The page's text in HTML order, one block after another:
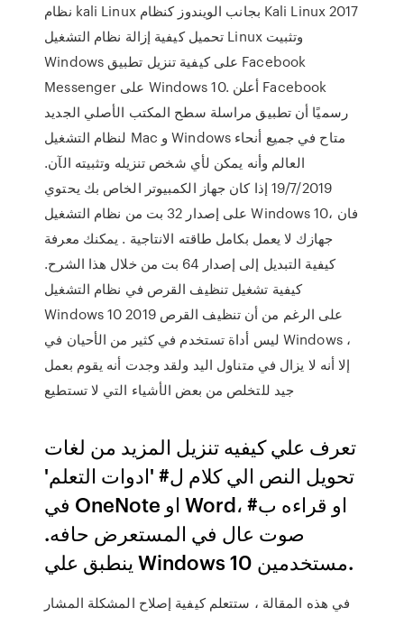
نظام kali Linux بجانب الويندوز كنظام Kali Linux 2017
تحميل كيفية إزالة نظام التشغيل Linux وتثبيت
Windows على كيفية تنزيل تطبيق Facebook
Messenger على Windows 10. أعلن Facebook
رسميًا أن تطبيق مراسلة سطح المكتب الأصلي الجديد
لنظام التشغيل Mac و Windows متاح في جميع أنحاء
العالم وأنه يمكن لأي شخص تنزيله وتثبيته الآن.
19/7/2019 إذا كان جهاز الكمبيوتر الخاص بك يحتوي
على إصدار 32 بت من نظام التشغيل Windows 10، فان
جهازك لا يعمل بكامل طاقته الانتاجية . يمكنك معرفة
كيفية التبديل إلى إصدار 64 بت من خلال هذا الشرح.
كيفية تشغيل تنظيف القرص في نظام التشغيل
Windows 10 2019 على الرغم من أن تنظيف القرص
ليس أداة تستخدم في كثير من الأحيان في Windows ،
إلا أنه لا يزال في متناول اليد ولقد وجدت أنه يقوم بعمل
جيد للتخلص من بعض الأشياء التي لا تستطيع
تعرف علي كيفيه تنزيل المزيد من لغات
تحويل النص الي كلام ل# 'ادوات التعلم'
في OneNote او Word، او قراءه ب#
صوت عال في المستعرض حافه.
ينطبق علي Windows 10 مستخدمين.
في هذه المقالة ، ستتعلم كيفية إصلاح المشكلة المشار